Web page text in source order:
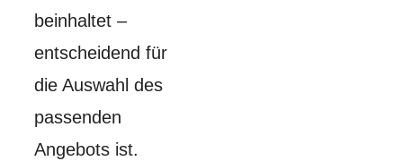
beinhaltet –
entscheidend für
die Auswahl des
passenden
Angebots ist.